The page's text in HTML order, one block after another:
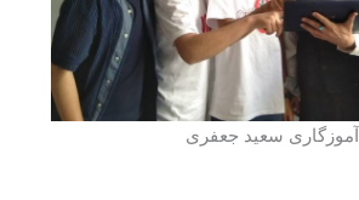
آموزگاری سعید جعفری